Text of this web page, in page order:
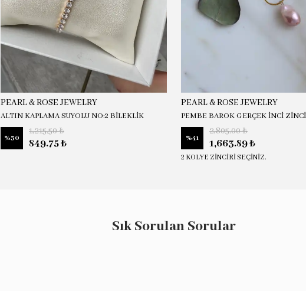
PEARL & ROSE JEWELRY
ALTIN KAPLAMA SUYOLU NO:2 BİLEKLİK
%30
1,215.50 ₺
849.75 ₺
PEARL & ROSE JEWELRY
PEMBE BAROK GERÇEK İNCİ
%41
2,805.00 ₺
1,663.89 ₺
2 KOLYE ZİNCİRİ SEÇİNİZ.
Sık Sorulan Sorular